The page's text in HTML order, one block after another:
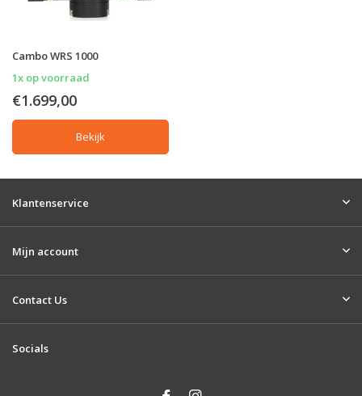
Cambo WRS 1000
1x op voorraad
€1.699,00
Bekijk
Klantenservice
Mijn account
Contact Us
Socials